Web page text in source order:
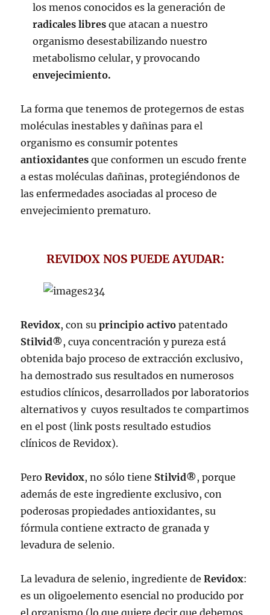
los menos conocidos es la generación de
radicales libres que atacan a nuestro
organismo desestabilizando nuestro
metabolismo celular, y provocando
envejecimiento.
La forma que tenemos de protegernos de estas
moléculas inestables y dañinas para el
organismo es consumir potentes
antioxidantesque conformen un escudo frente
a estas moléculas dañinas, protegiéndonos de
las enfermedades asociadas al proceso de
envejecimiento prematuro.
REVIDOX NOS PUEDE AYUDAR:
Revidox, con suprincipio activopatentado
Stilvid® , cuya concentración y pureza está
obtenida bajo proceso de extracción exclusivo,
ha demostrado sus resultados en numerosos
estudios clínicos, desarrollados por laboratorios
alternativos y cuyos resultados te compartimos
en el post (link posts resultado estudios
clínicos de Revidox).
PeroRevidox, no sólo tiene Stilvid® , porque
además de este ingrediente exclusivo, con
poderosas propiedades antioxidantes, su
fórmula contiene extracto de granada y
levadura de selenio.
La levadura de selenio, ingrediente deRevidox:
es un oligoelemento esencial no producido por
el organismo (lo que quiere decir que debemos